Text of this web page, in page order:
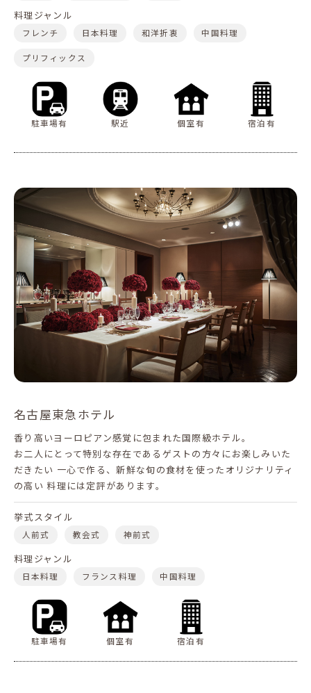
料理ジャンル
フレンチ 日本料理 和洋折衷 中国料理
プリフィックス
駐車場有 駅近 個室有 宿泊有
名古屋東急ホテル
香り高いヨーロピアン感覚に包まれた国際級ホテル。
お二人にとって特別な存在であるゲストの方々にお楽しみいた
だきたい 一心で作る、新鮮な旬の食材を使ったオリジナリティ
の高い 料理には定評があります。
挙式スタイル
人前式 教会式 神前式
料理ジャンル
日本料理 フランス料理 中国料理
駐車場有 個室有 宿泊有